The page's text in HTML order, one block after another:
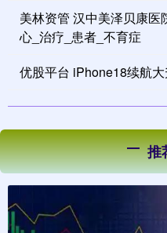
美林资管 汉中美泽贝康医
心_治疗_患者_不育症
优股平台 iPhone18续航
推